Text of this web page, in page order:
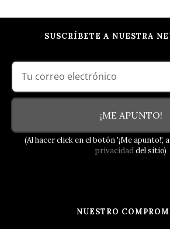
SUSCRÍBETE A NUESTRA
¡ME APUNTO!
(Al hacer click en el botón '¡Me apunto!',
privacidaddel sitio)
NUESTRO